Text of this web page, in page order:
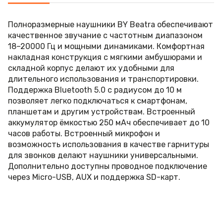
Полноразмерные наушники BY Beatra обеспечивают
качественное звучание с частотным диапазоном
18–20000 Гц и мощными динамиками. Комфортная
накладная конструкция с мягкими амбушюрами и
складной корпус делают их удобными для
длительного использования и транспортировки.
Поддержка Bluetooth 5.0 с радиусом до 10 м
позволяет легко подключаться к смартфонам,
планшетам и другим устройствам. Встроенный
аккумулятор ёмкостью 250 мАч обеспечивает до 10
часов работы. Встроенный микрофон и
возможность использования в качестве гарнитуры
для звонков делают наушники универсальными.
Дополнительно доступны проводное подключение
через Micro-USB, AUX и поддержка SD-карт.